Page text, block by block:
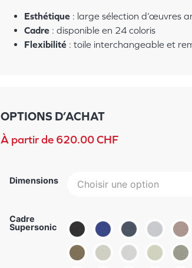
Esthétique : large sélection d’œuvres
Cadre : disponible en 24 coloris
Flexibilité : toile interchangeable et
OPTIONS D’ACHAT
À partir de 620.00CHF
Dimensions
Cadre
Supersonic